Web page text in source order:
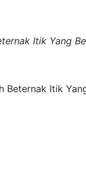
Itik Yang
Beternak Itik